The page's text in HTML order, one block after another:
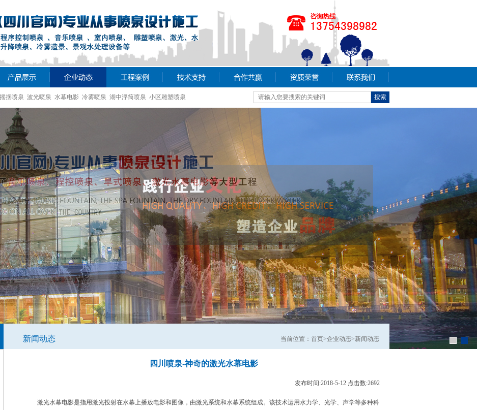
摆喷泉 波光喷泉 水幕电影 冷雾喷泉 湖中浮筒喷泉 小区雕塑喷泉
四川喷泉-神奇的激光水幕电影
发布时间:2018-5-12 点击数:2692
激光水幕电影是指用激光投射在水幕上播放电影和图像，由激光系统和水幕系统组成。该技术运用水力学、光学、声学等多种科
新闻动态 当前位置：首页>企业动态>新闻动态